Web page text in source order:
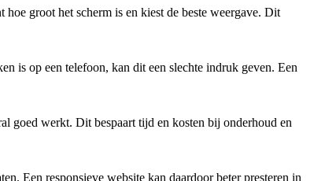
hoe groot het scherm is en kiest de beste weergave. Dit
is op een telefoon, kan dit een slechte indruk geven. Een
goed werkt. Dit bespaart tijd en kosten bij onderhoud en
Een responsieve website kan daardoor beter presteren in